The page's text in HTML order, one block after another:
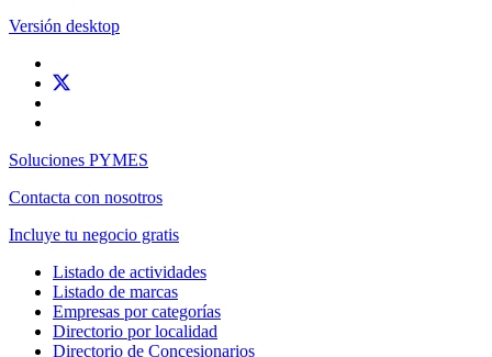
Versión desktop
Soluciones PYMES
Contacta con nosotros
Incluye tu negocio gratis
Listado de actividades
Listado de marcas
Empresas por categorías
Directorio por localidad
Directorio de Concesionarios